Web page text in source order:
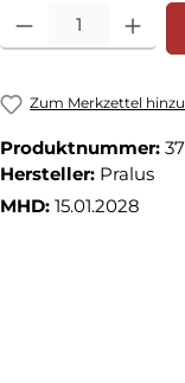
Produkt Anzahl: Gib
Zum Merkzettel
Produktnummer:
Hersteller: Pralus
MHD: 15.01.2028